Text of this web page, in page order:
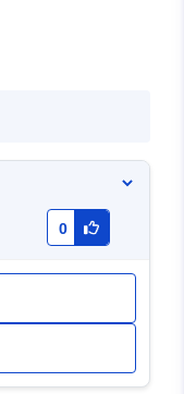
0